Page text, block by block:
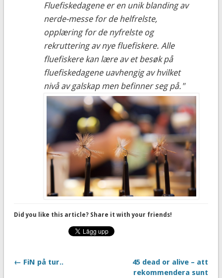
Fluefiskedagene er en unik blanding av
nerde-messe for de helfrelste,
opplæring for de nyfrelste og
rekruttering av nye fluefiskere. Alle
fluefiskere kan lære av et besøk på
fluefiskedagene uavhengig av hvilket
nivå av galskap men befinner seg på."
Did you like this article? Share it with your friends!
← FiN på tur..
45 dead or alive – att
rekommendera sunt